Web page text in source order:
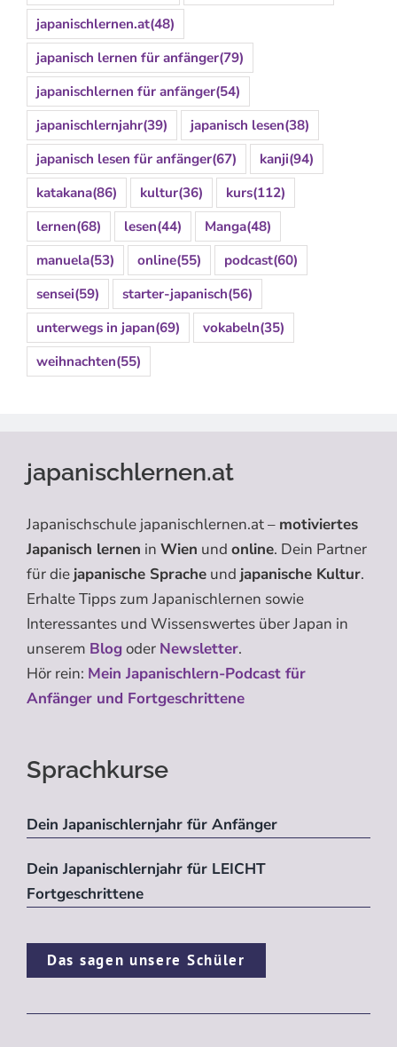
japanischlernen.at(48)
japanisch lernen für anfänger(79)
japanischlernen für anfänger(54)
japanischlernjahr(39) japanisch lesen(38)
japanisch lesen für anfänger(67) kanji(94)
katakana(86) kultur(36) kurs(112)
lernen(68) lesen(44) Manga(48)
manuela(53) online(55) podcast(60)
sensei(59) starter-japanisch(56)
unterwegs in japan(69) vokabeln(35)
weihnachten(55)
japanischlernen.at
Japanischschule japanischlernen.at – motiviertes
Japanisch lernen in Wien und online. Dein Partner
für die japanische Sprache und japanische Kultur.
Erhalte Tipps zum Japanischlernen sowie
Interessantes und Wissenswertes über Japan in
unserem Blogoder Newsletter.
Hör rein: Mein Japanischlern-Podcast für
Anfänger und Fortgeschrittene
Sprachkurse
Dein Japanischlernjahr für Anfänger
Dein Japanischlernjahr für LEICHT
Fortgeschrittene
Das sagen unsere Schüler